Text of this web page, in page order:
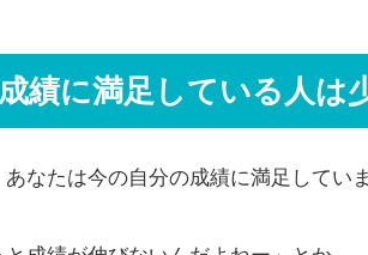
績に満足している人は
なたは今の自分の成績に満足してい